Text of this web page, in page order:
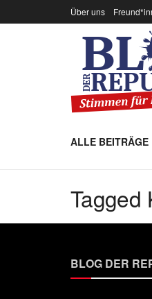
Über uns
ALLE BEITRÄGE
Tagged
BLOG DER